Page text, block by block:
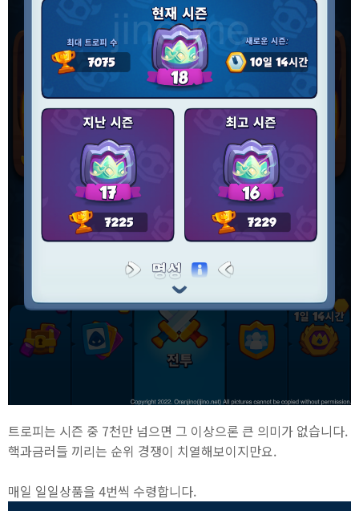
트로피는 시즌 중 7천만 넘으면 그 이상으론 큰 의미가 없습니다.
핵과금러들 끼리는 순위 경쟁이 치열해보이지만요.
매일 일일상품을 4번씩 수령합니다.